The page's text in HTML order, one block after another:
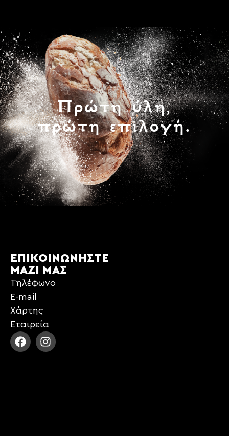
Πρώτη ύλη,
πρώτη επιλογή.
ΕΠΙΚΟΙΝΩΝΉΣΤΕ
ΜΑΖΊ ΜΑΣ
Τηλέφωνο
E-mail
Χάρτης
Εταιρεία